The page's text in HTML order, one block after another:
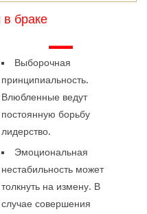
в браке
—
Выборочная
принципиальность.
Влюбленные ведут
постоянную борьбу
лидерство.
Эмоциональная
нестабильность может
толкнуть на измену. В
случае совершения